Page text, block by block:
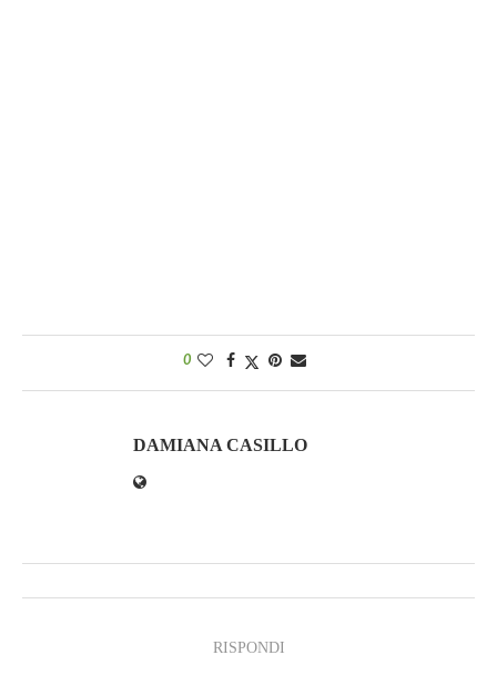
0
DAMIANA CASILLO
RISPONDI